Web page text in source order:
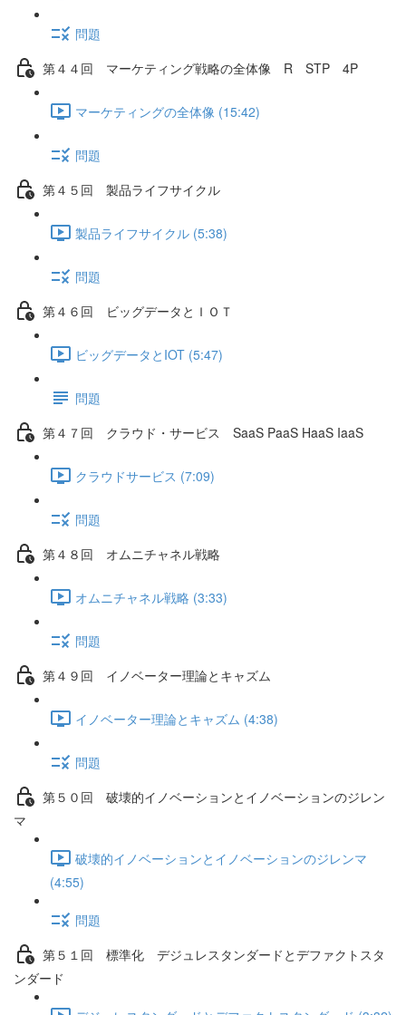
問題
第４４回 マーケティング戦略の全体像 R STP 4P
マーケティングの全体像 (15:42)
問題
第４５回 製品ライフサイクル
製品ライフサイクル (5:38)
問題
第４６回 ビッグデータとＩＯＴ
ビッグデータとIOT (5:47)
問題
第４７回 クラウド・サービス SaaS PaaS HaaS IaaS
クラウドサービス (7:09)
問題
第４８回 オムニチャネル戦略
オムニチャネル戦略 (3:33)
問題
第４９回 イノベーター理論とキャズム
イノベーター理論とキャズム (4:38)
問題
第５０回 破壊的イノベーションとイノベーションのジレン
マ
破壊的イノベーションとイノベーションのジレンマ
(4:55)
問題
第５１回 標準化 デジュレスタンダードとデファクトスタ
ンダード